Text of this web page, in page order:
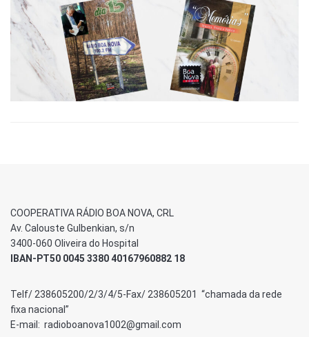
COOPERATIVA RÁDIO BOA NOVA, CRL
Av. Calouste Gulbenkian, s/n
3400-060 Oliveira do Hospital
IBAN-PT50 0045 3380 40167960882 18
Telf/ 238605200/2/3/4/5-Fax/ 238605201 “chamada da rede
fixa nacional”
E-mail: radioboanova1002@gmail.com